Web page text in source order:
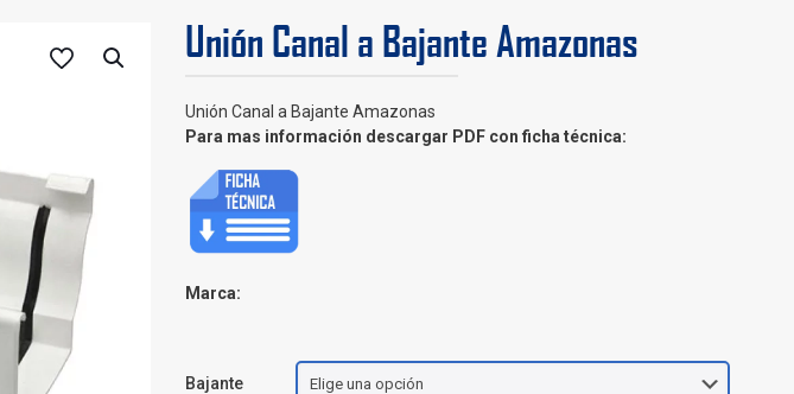
Unión Canal a Bajante Amazonas
Unión Canal a Bajante Amazonas
Para mas información descargar PDF con ficha técnica:
Marca:
Bajante